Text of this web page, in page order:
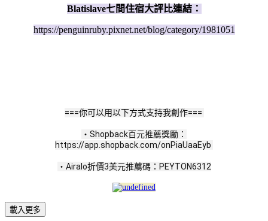
Blatislave七間住宿大評比連結：
https://penguinruby.pixnet.net/blog/category/1981051
===你可以用以下方式支持我創作===
・Shopback百元推薦獎勵：
https://app.shopback.com/onPiaUaaEyb
・Airalo折價3美元推薦碼：PEYTON6312
載入更多